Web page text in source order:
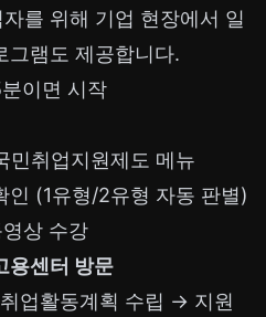
를 위해 기업 현장에서 일
그램도 제공합니다.
이면 시작
민취업지원제도 메뉴
(1유형/2유형 자동 판별)
상 수강
용센터 방문
업활동계획 수립 → 지원